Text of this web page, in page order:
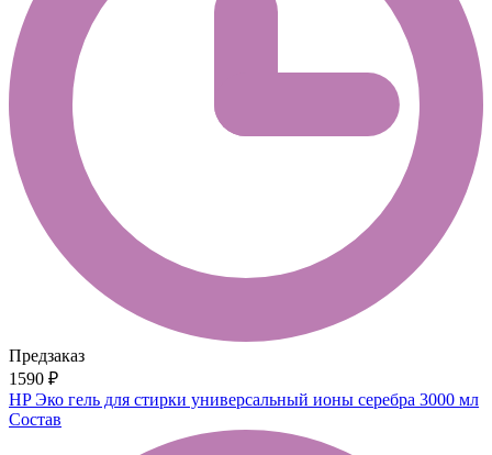
Предзаказ
1590 ₽
HP Эко гель для стирки универсальный ионы серебра 3000 мл
Состав